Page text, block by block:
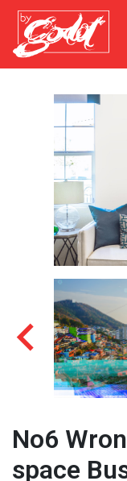
No6
space